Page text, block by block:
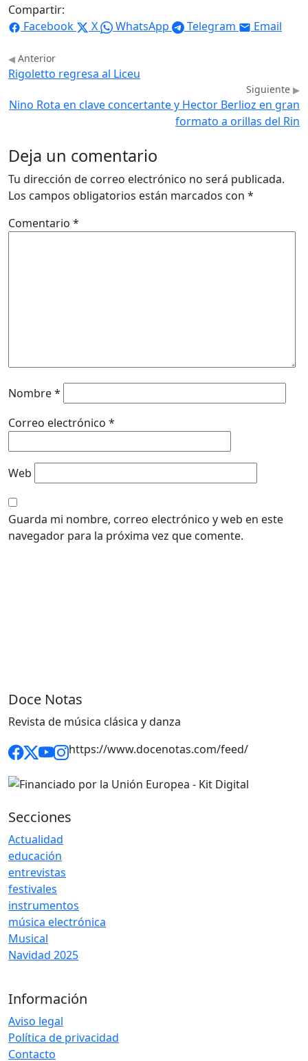
Compartir:
Facebook
X WhatsApp Telegram Email
Anterior
Rigoletto regresa al Liceu
Siguiente
Nino Rota en clave concertante y Hector Berlioz en gran
formato a orillas del Rin
Deja un comentario
Tu dirección de correo electrónico no será publicada.
Los campos obligatorios están marcados con *
Comentario *
Nombre*
Correo electrónico *
Web
Guarda mi nombre, correo electrónico y web en este
navegador para la próxima vez que comente.
Doce Notas
Revista de música clásica y danza
https://www.docenotas.com/feed/
Secciones
Actualidad
educación
entrevistas
festivales
instrumentos
música electrónica
Musical
Navidad 2025
Información
Aviso legal
Política de privacidad
Contacto